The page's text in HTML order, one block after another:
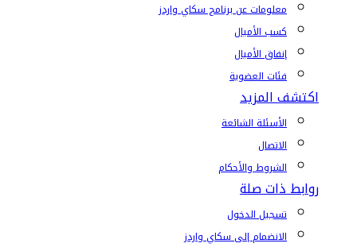
معلومات عن برنامج سكاي واردز
كسب الأميال
إنفاق الأميال
فئات العضوية
اكتشف المزيد
الأسئلة الشائعة
الاتصال
الشروط والأحكام
روابط ذات صلة
تسجيل الدخول
الانضمام إلى سكاي واردز